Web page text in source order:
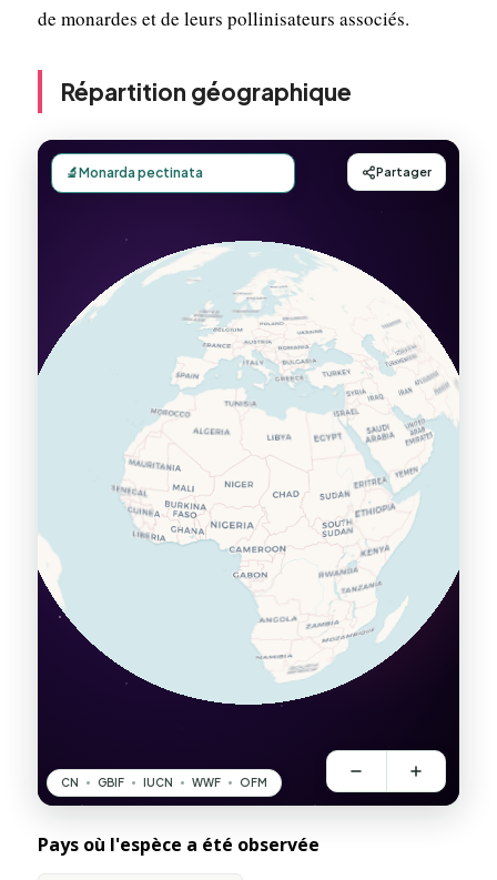
de monardes et de leurs pollinisateurs associés.
Répartition géographique
Pays où l'espèce a été observée